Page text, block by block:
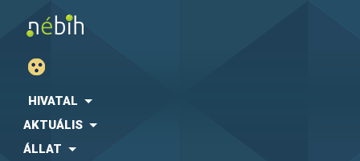
HIVATAL
AKTUÁLIS
ÁLLAT